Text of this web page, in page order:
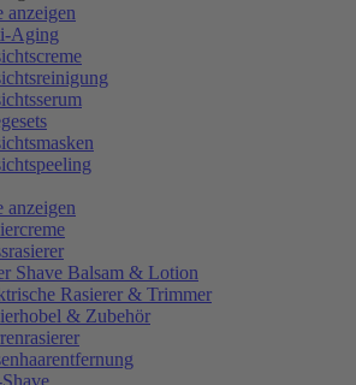
anzeigen
Aging
anzeigen
Shave Balsam & Lotion
Rasierer & Trimmer
& Zubehör